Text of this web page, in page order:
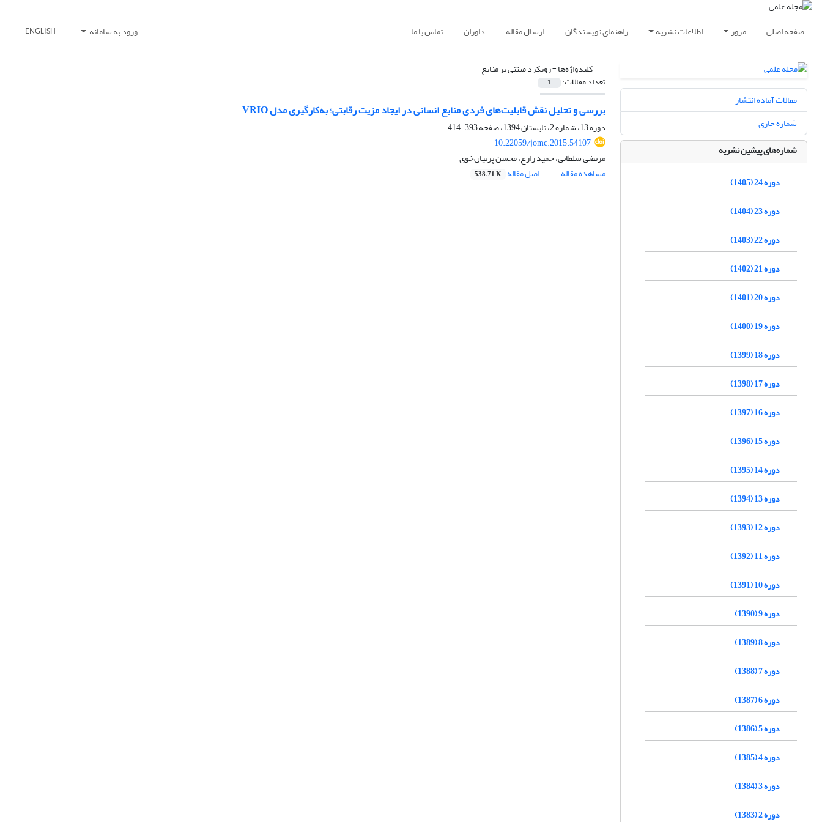
صفحه اصلی مرور اطلاعات نشریه راهنمای نویسندگان ارسال مقاله داوران تماس با ما ورود به سامانه ENGLISH
کلیدواژه‌ها =رویکرد مبتنی بر منابع
تعداد مقالات: 1
بررسی و تحلیل نقش قابلیت‌های فردی منابع انسانی در ایجاد مزیت رقابتی؛ به‌کارگیری مدل VRIO
دوره 13، شماره 2، تابستان 1394، صفحه
393-414
10.22059/jomc.2015.54107
مرتضی سلطانی، حمید زارع، محسن پرنیان‌خوی
مشاهده مقاله
اصل مقاله 538.71 K
مقالات آماده انتشار
شماره جاری
شماره‌های پیشین نشریه
دوره 24 (1405)
دوره 23 (1404)
دوره 22 (1403)
دوره 21 (1402)
دوره 20 (1401)
دوره 19 (1400)
دوره 18 (1399)
دوره 17 (1398)
دوره 16 (1397)
دوره 15 (1396)
دوره 14 (1395)
دوره 13 (1394)
دوره 12 (1393)
دوره 11 (1392)
دوره 10 (1391)
دوره 9 (1390)
دوره 8 (1389)
دوره 7 (1388)
دوره 6 (1387)
دوره 5 (1386)
دوره 4 (1385)
دوره 3 (1384)
دوره 2 (1383)